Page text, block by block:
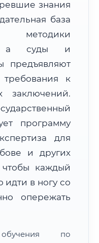
Дистанционно
ФИС ФРДО
и просмотра
знания
база
а суды и
предъявляют
к
заключений.
программу
для
и других
каждый
идти в ногу со
опережать
обучения по